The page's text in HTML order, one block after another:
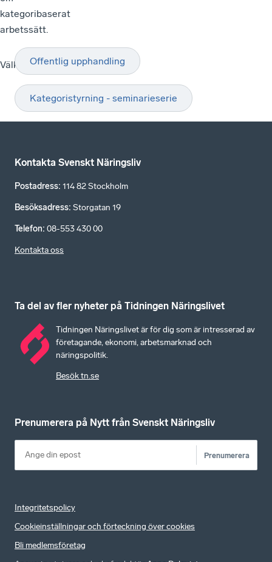
kategoribaserat
arbetssätt.
VälkommenOffentlig upphandling
Kategoristyrning - seminarieserie
Kontakta Svenskt Näringsliv
Postadress: 114 82 Stockholm
Besöksadress: Storgatan 19
Telefon: 08-553 430 00
Kontakta oss
Ta del av fler nyheter på Tidningen Näringslivet
Tidningen Näringslivet är för dig som är intresserad av
företagande, ekonomi, arbetsmarknad och
näringspolitik.
Besök tn.se
Prenumerera på Nytt från Svenskt Näringsliv
Prenumerera
Integritetspolicy
Cookieinställningar och förteckning över cookies
Bli medlemsföretag